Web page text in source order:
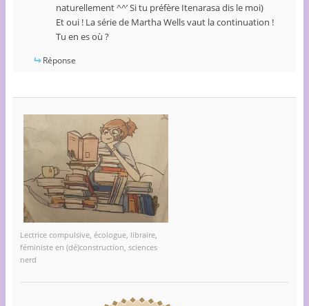
naturellement ^^’ Si tu préfère Itenarasa dis le moi)
Et oui ! La série de Martha Wells vaut la continuation !
Tu en es où ?
Réponse
Lectrice compulsive, écologue, libraire,
féministe en (dé)construction, sciences
nerd